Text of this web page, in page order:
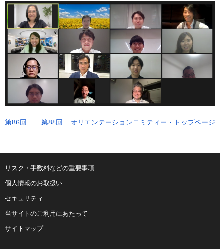
第86回 第88回 オリエンテーションコミティー・トップページ
リスク・手数料などの重要事項
個人情報のお取扱い
セキュリティ
当サイトのご利用にあたって
サイトマップ